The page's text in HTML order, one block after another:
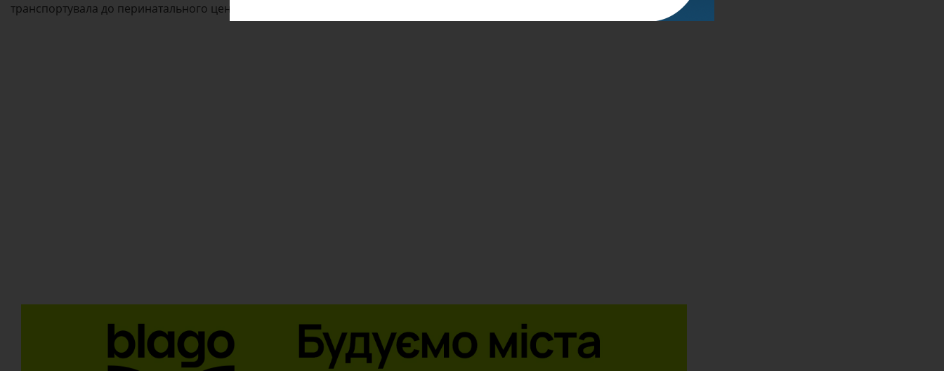
транспортувала до перинатального центру на лікування 15 діток з різних районів Львівщини.